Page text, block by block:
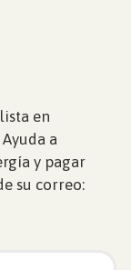
en
a
y pagar
su correo: